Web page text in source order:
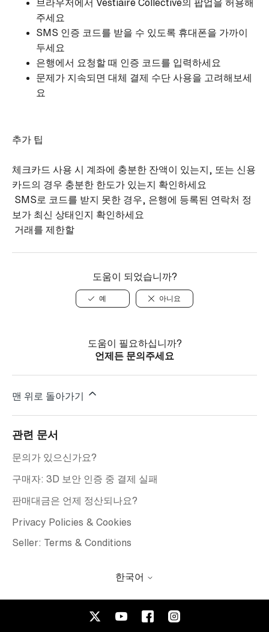
브라우저에서 Vestiaire Collective의 팝업을 허용해
주세요
SMS 인증 코드를 받을 수 있도록 휴대폰을 가까이
두세요
은행에서 요청할 때 인증 코드를 입력하세요
문제가 지속되면 대체 결제 수단 사용을 고려해보세
요
추가 팁
체크카드 사용 시 계좌에 충분한 잔액이 있는지, 또는 신용
카드의 경우 충분한 한도가 있는지 확인하세요
SMS로 코드를 받지 못한 경우, 은행에 등록된 연락처 정
보가 최신 상태인지 확인하세요
거래를 제한할
도움이 되었습니까?
예 아니요
도움이 필요하십니까?
언제든 문의주세요
맨 위로 돌아가기
관련 문서
문의가 있으신가요?
구매자: 3D 보안 인증 중 결제 실패
판매대금은 언제 정산되나요?
Privacy Policies & Cookies
Seller: Terms & Conditions
한국어